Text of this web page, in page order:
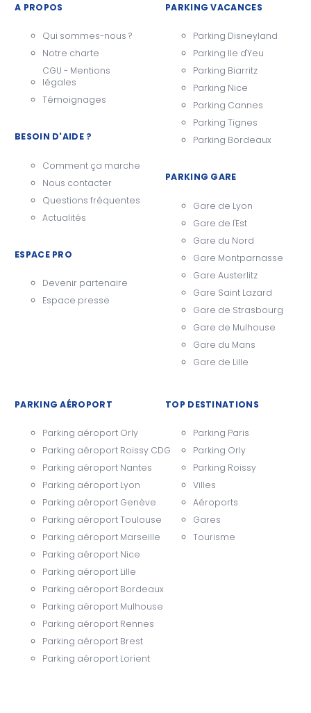
A PROPOS
Qui sommes-nous ?
Notre charte
CGU - Mentions
légales
Témoignages
BESOIN D'AIDE ?
Comment ça marche
Nous contacter
Questions fréquentes
Actualités
ESPACE PRO
Devenir partenaire
Espace presse
PARKING VACANCES
Parking Disneyland
Parking Ile d'Yeu
Parking Biarritz
Parking Nice
Parking Cannes
Parking Tignes
Parking Bordeaux
PARKING GARE
Gare de Lyon
Gare de l'Est
Gare du Nord
Gare Montparnasse
Gare Austerlitz
Gare Saint Lazard
Gare de Strasbourg
Gare de Mulhouse
Gare du Mans
Gare de Lille
PARKING AÉROPORT
Parking aéroport Orly
Parking aéroport Roissy CDG
Parking aéroport Nantes
Parking aéroport Lyon
Parking aéroport Genève
Parking aéroport Toulouse
Parking aéroport Marseille
Parking aéroport Nice
Parking aéroport Lille
Parking aéroport Bordeaux
Parking aéroport Mulhouse
Parking aéroport Rennes
Parking aéroport Brest
Parking aéroport Lorient
TOP DESTINATIONS
Parking Paris
Parking Orly
Parking Roissy
Villes
Aéroports
Gares
Tourisme